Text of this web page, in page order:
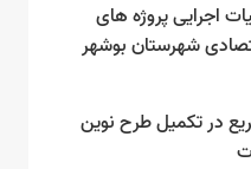
اجرایی پروژه های
شهرستان بوشهر
در تکمیل طرح نوین